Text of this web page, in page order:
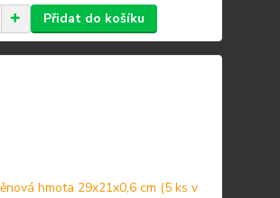
Přidat do košíku